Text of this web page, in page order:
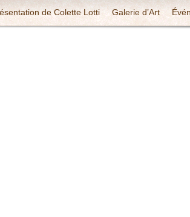
de Colette Lotti Galerie d’Art